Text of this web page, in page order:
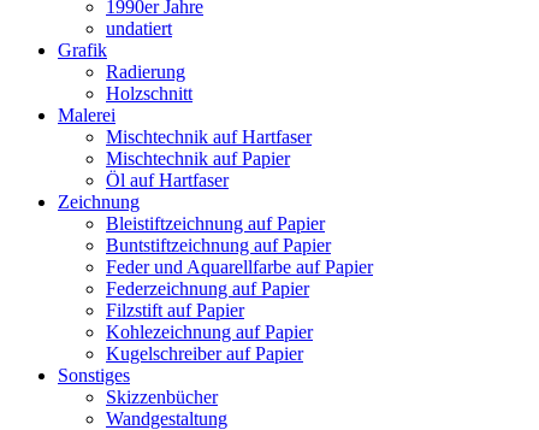
1990er Jahre
undatiert
Grafik
Radierung
Holzschnitt
Malerei
Mischtechnik auf Hartfaser
Mischtechnik auf Papier
Öl auf Hartfaser
Zeichnung
Bleistiftzeichnung auf Papier
Buntstiftzeichnung auf Papier
Feder und Aquarellfarbe auf Papier
Federzeichnung auf Papier
Filzstift auf Papier
Kohlezeichnung auf Papier
Kugelschreiber auf Papier
Sonstiges
Skizzenbücher
Wandgestaltung